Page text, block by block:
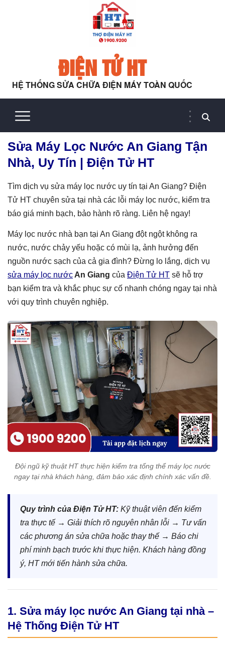
ĐIỆN TỬ HT
HỆ THỐNG SỬA CHỮA ĐIỆN MÁY TOÀN QUỐC
Sửa Máy Lọc Nước An Giang Tận
Nhà, Uy Tín | Điện Tử HT
Tìm dịch vụ sửa máy lọc nước uy tín tại An Giang? Điện
Tử HT chuyên sửa tại nhà các lỗi máy lọc nước, kiểm tra
báo giá minh bạch, bảo hành rõ ràng. Liên hệ ngay!
Máy lọc nước nhà bạn tại An Giang đột ngột không ra
nước, nước chảy yếu hoặc có mùi lạ, ảnh hưởng đến
nguồn nước sạch của cả gia đình? Đừng lo lắng, dịch vụ
sửa máy lọc nước An Giang của Điện Tử HT sẽ hỗ trợ
bạn kiểm tra và khắc phục sự cố nhanh chóng ngay tại nhà
với quy trình chuyên nghiệp.
Đội ngũ kỹ thuật HT thực hiện kiểm tra tổng thể máy lọc nước
ngay tại nhà khách hàng, đảm bảo xác định chính xác vấn đề.
Quy trình của Điện Tử HT: Kỹ thuật viên đến kiểm
tra thực tế → Giải thích rõ nguyên nhân lỗi → Tư vấn
các phương án sửa chữa hoặc thay thế → Báo chi
phí minh bạch trước khi thực hiện. Khách hàng đồng
ý, HT mới tiến hành sửa chữa.
1. Sửa máy lọc nước An Giang tại nhà –
Hệ Thống Điện Tử HT